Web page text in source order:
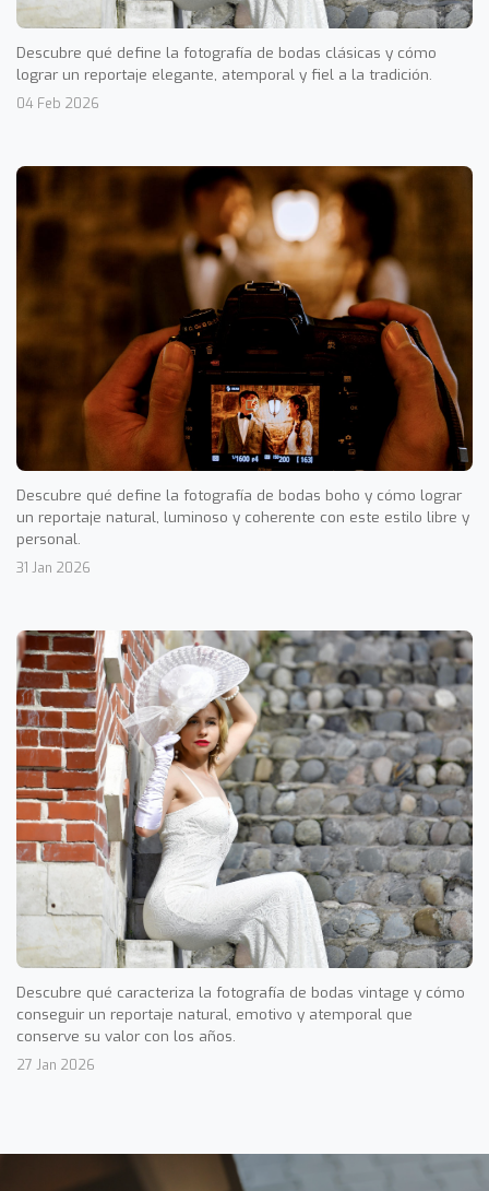
Descubre qué define la fotografía de bodas clásicas y cómo
lograr un reportaje elegante, atemporal y fiel a la tradición.
04 Feb 2026
Descubre qué define la fotografía de bodas boho y cómo lograr
un reportaje natural, luminoso y coherente con este estilo libre y
personal.
31 Jan 2026
Descubre qué caracteriza la fotografía de bodas vintage y cómo
conseguir un reportaje natural, emotivo y atemporal que
conserve su valor con los años.
27 Jan 2026